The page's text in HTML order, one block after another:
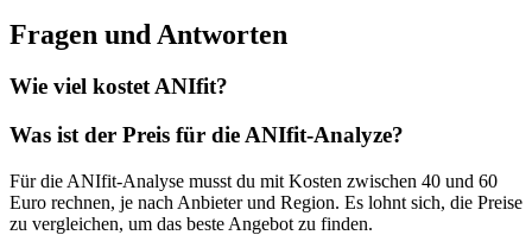
Fragen⁢ und Antworten
Wie viel kostet ⁢ANIfit?
Was ist der Preis‌ für die ANIfit-Analyze?
Für die ANIfit-Analyse musst du mit ⁤Kosten zwischen 40 ⁣und 60
Euro ‌rechnen, je nach Anbieter ‍und Region. Es lohnt ‍sich, die ⁢Preise‍
zu vergleichen, um ⁤das beste Angebot zu ⁣finden.